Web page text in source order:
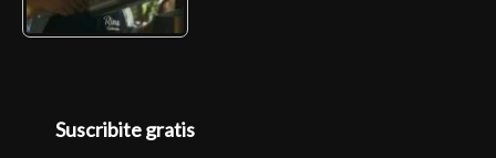
Suscribite gratis